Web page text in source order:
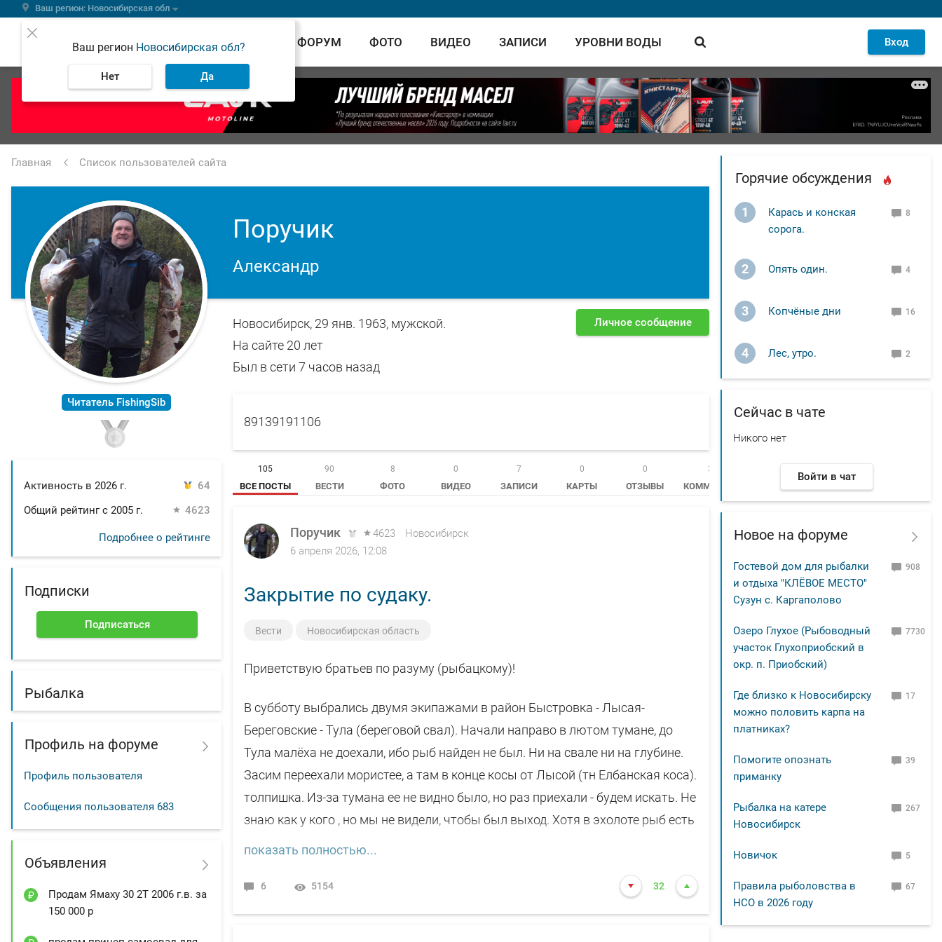
Ваш регион: Новосибирская обл
Ваш регион Новосибирская обл?
Нет Да
ВЕСТИ ФОРУМ ФОТО ВИДЕО ЗАПИСИ УРОВНИ ВОДЫ Вход
Главная Список пользователей сайта
Поручик
Александр
Новосибирск, 29 янв. 1963, мужской.
На сайте 20 лет
Был в сети 7 часов назад
Личное сообщение
Читатель FishingSib
Активность в 2026 г.
64
Общий рейтинг с 2005 г.
4623
Подробнее о рейтинге
Подписки
Подписаться
Рыбалка
Профиль на форуме
Профиль пользователя
Сообщения пользователя 683
Объявления
Продам Ямаху 30 2Т 2006 г.в. за
150 000 р
89139191106
ВСЕ ПОСТЫ
105
ВЕСТИ
90
ФОТО
8
ВИДЕО
0
ЗАПИСИ
7
КАРТЫ
0
ОТЗЫВЫ
0
КОММЕНТАРИИ
3438
Поручик 4623
Новосибирск
6 апреля 2026, 12:08
Закрытие по судаку.
Вести Новосибирская область
Приветствую братьев по разуму (рыбацкому)!
В субботу выбрались двумя экипажами в район Быстровка - Лысая-
Береговские - Тула (береговой свал). Начали направо в лютом тумане, до
Тула малёха не доехали, ибо рыб найден не был. Ни на свале ни на глубине.
Засим переехали мористее, а там в конце косы от Лысой (тн Елбанская коса).
толпишка. Из-за тумана ее не видно было, но раз приехали - будем искать. Не
знаю как у кого , но мы не видели, чтобы был выход. Хотя в эхолоте рыб есть
попала под Лысую). Мы же поискали еще и, таки, словили по одной голове гр
показать полностью...
6 5154 32
Горячие обсуждения
1
Карась и конская
сорога.
8
2 Опять один. 4
3 Копчёные дни 16
4 Лес, утро. 2
Сейчас в чате
Никого нет
Войти в чат
Новое на форуме
Гостевой дом для рыбалки
и отдыха "КЛЁВОЕ МЕСТО"
Сузун с. Каргаполово
908
Озеро Глухое (Рыбоводный
участок Глухоприобский в
окр. п. Приобский)
7730
Где близко к Новосибирску
можно половить карпа на
платниках?
17
Помогите опознать
приманку
39
Рыбалка на катере
Новосибирск
267
Новичок 5
Правила рыболовства в
НСО в 2026 году
67